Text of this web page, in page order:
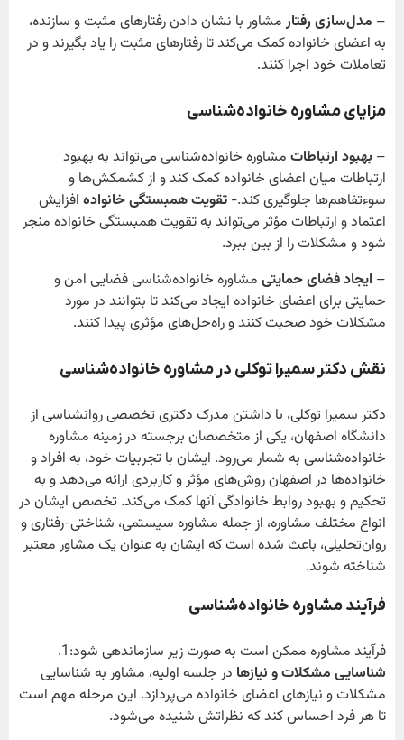
– مدل‌سازی رفتارمشاور با نشان دادن رفتارهای مثبت و سازنده،
به اعضای خانواده کمک می‌کند تا رفتارهای مثبت را یاد بگیرند و در
تعاملات خود اجرا کنند.
مزایای مشاوره خانواده‌شناسی
– بهبود ارتباطات مشاوره خانواده‌شناسی می‌تواند به بهبود
ارتباطات میان اعضای خانواده کمک کند و از کشمکش‌ها و
سوءتفاهم‌ها جلوگیری کند.- تقویت همبستگی خانواده افزایش
اعتماد و ارتباطات مؤثر می‌تواند به تقویت همبستگی خانواده منجر
شود و مشکلات را از بین ببرد.
– ایجاد فضای حمایتی مشاوره خانواده‌شناسی فضایی امن و
حمایتی برای اعضای خانواده ایجاد می‌کند تا بتوانند در مورد
مشکلات خود صحبت کنند و راه‌حل‌های مؤثری پیدا کنند.
نقش دکتر سمیرا توکلی در مشاوره خانواده‌شناسی
دکتر سمیرا توکلی، با داشتن مدرک دکتری تخصصی روانشناسی از
دانشگاه اصفهان، یکی از متخصصان برجسته در زمینه مشاوره
خانواده‌شناسی به شمار می‌رود. ایشان با تجربیات خود، به افراد و
خانواده‌ها در اصفهان روش‌های مؤثر و کاربردی ارائه می‌دهد و به
تحکیم و بهبود روابط خانوادگی آنها کمک می‌کند. تخصص ایشان در
انواع مختلف مشاوره، از جمله مشاوره سیستمی، شناختی-رفتاری و
روان‌تحلیلی، باعث شده است که ایشان به عنوان یک مشاور معتبر
شناخته شوند.
فرآیند مشاوره خانواده‌شناسی
فرآیند مشاوره ممکن است به صورت زیر سازماندهی شود:1.
شناسایی مشکلات و نیازها در جلسه اولیه، مشاور به شناسایی
مشکلات و نیازهای اعضای خانواده می‌پردازد. این مرحله مهم است
تا هر فرد احساس کند که نظراتش شنیده می‌شود.